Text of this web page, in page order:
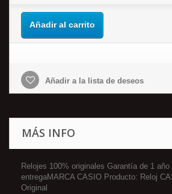
Añadir al carrito
Añadir a la lista de deseos
MÁS INFO
Relojes 100% originales Garantía de 1 año
entregaMARCA CASIO Producto: Reloj
Original